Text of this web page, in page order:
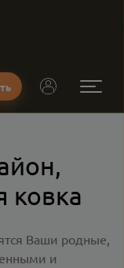
ковка
Ваши родные,
и